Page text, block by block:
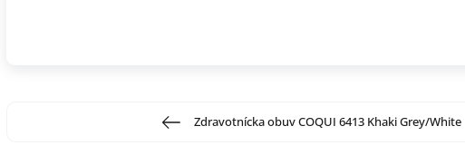
Zdravotnícka obuv COQUI 6413 Khaki Grey/White